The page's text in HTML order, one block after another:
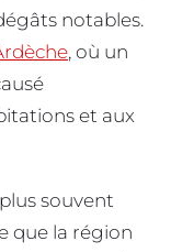
notables.
, où un
et aux
souvent
que la région